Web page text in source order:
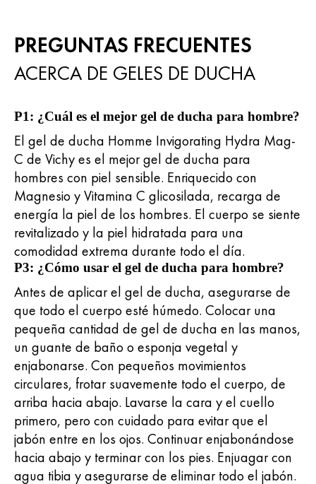
PREGUNTAS FRECUENTES
ACERCA DE GELES DE DUCHA
P1: ¿Cuál es el mejor gel de ducha para hombre?
El gel de ducha Homme Invigorating Hydra Mag-
C de Vichy es el mejor gel de ducha para
hombres con piel sensible. Enriquecido con
Magnesio y Vitamina C glicosilada, recarga de
energía la piel de los hombres. El cuerpo se siente
revitalizado y la piel hidratada para una
comodidad extrema durante todo el día.
P3: ¿Cómo usar el gel de ducha para hombre?
Antes de aplicar el gel de ducha, asegurarse de
que todo el cuerpo esté húmedo. Colocar una
pequeña cantidad de gel de ducha en las manos,
un guante de baño o esponja vegetal y
enjabonarse. Con pequeños movimientos
circulares, frotar suavemente todo el cuerpo, de
arriba hacia abajo. Lavarse la cara y el cuello
primero, pero con cuidado para evitar que el
jabón entre en los ojos. Continuar enjabonándose
hacia abajo y terminar con los pies. Enjuagar con
agua tibia y asegurarse de eliminar todo el jabón.